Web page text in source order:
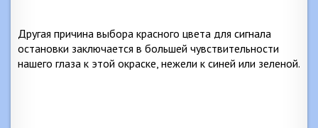
Другая причина выбора красного цвета для сигнала
остановки заключается в большей чувствительности
нашего глаза к этой окраске, нежели к синей или зеленой.